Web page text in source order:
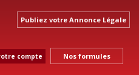
Publiez votre Annonce Légale
compte Nos formules